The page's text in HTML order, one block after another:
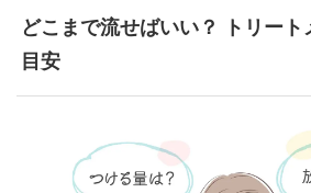
どこまで流せばいい？ トリー
目安